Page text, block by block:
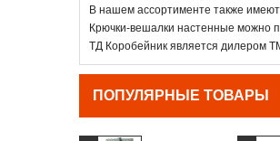
В нашем ассортименте также
Крючки-вешалки настенные можно
ТД Коробейник является дилером
ПОПУЛЯРНЫЕ ТОВАРЫ